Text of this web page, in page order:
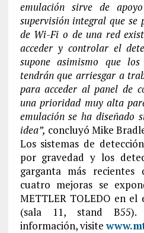
emulación sirve de
supervisión integral que se
de Wi-Fi o de una red
acceder y controlar el
supone asimismo que
tendrán que arriesgar a
para acceder al panel de
una prioridad muy alta
emulación se ha diseñado
idea”, concluyó Mike
Los sistemas de
por gravedad y los
garganta más recientes
cuatro mejoras se
METTLER TOLEDO en
(sala 11, stand
información, visite